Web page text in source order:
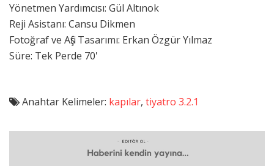
Yönetmen Yardımcısı: Gül Altınok
Reji Asistanı: Cansu Dikmen
Fotoğraf ve Afiş Tasarımı: Erkan Özgür Yılmaz
Süre: Tek Perde 70'
Anahtar Kelimeler: kapılar, tiyatro 3.2.1